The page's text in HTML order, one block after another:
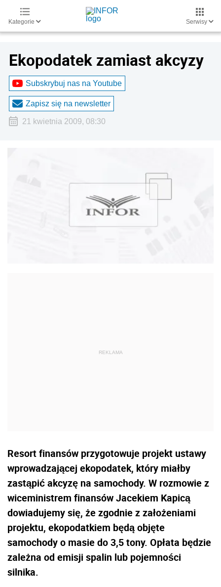
Kategorie Serwisy
Ekopodatek zamiast akcyzy
Subskrybuj nas na Youtube
Zapisz się na newsletter
21 kwietnia 2009, 08:30
Resort finansów przygotowuje projekt ustawy
wprowadzającej ekopodatek, który miałby
zastąpić akcyzę na samochody. W rozmowie z
wiceministrem finansów Jacekiem Kapicą
dowiadujemy się, że zgodnie z założeniami
projektu, ekopodatkiem będą objęte
samochody o masie do 3,5 tony. Opłata będzie
zależna od emisji spalin lub pojemności
silnika.